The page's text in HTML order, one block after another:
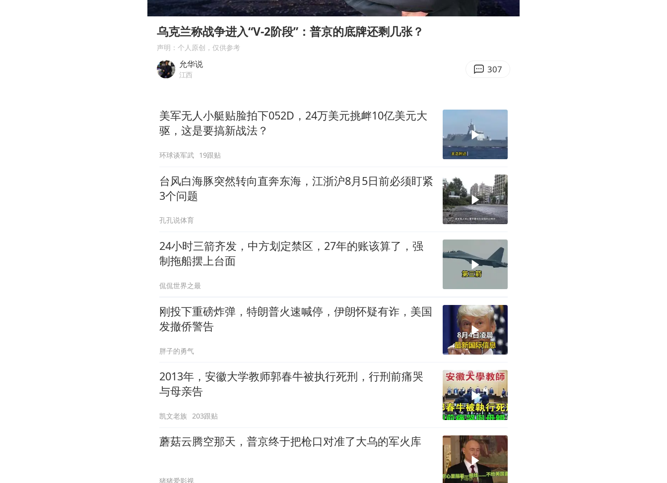
曝美拒绝乌增购“爱国者”导弹请求
改名后的“青海拉面”店
Play
00:00 04:35
Enter
乌克兰称战争进入“V-2阶段”：普京的底牌还剩几张？
声明：个人原创，仅供参考
允华说
江西 307
美军无人小艇贴脸拍下052D，24万美元挑衅10亿美元大
驱，这是要搞新战法？
环球谈军武 19跟贴
台风白海豚突然转向直奔东海，江浙沪8月5日前必须盯紧
3个问题
孔孔说体育
24小时三箭齐发，中方划定禁区，27年的账该算了，强
制拖船摆上台面
侃侃世界之最
刚投下重磅炸弹，特朗普火速喊停，伊朗怀疑有诈，美国
发撤侨警告
胖子的勇气
2013年，安徽大学教师郭春牛被执行死刑，行刑前痛哭
与母亲告
凯文老族 203跟贴
蘑菇云腾空那天，普京终于把枪口对准了大乌的军火库
猪猪爱影视